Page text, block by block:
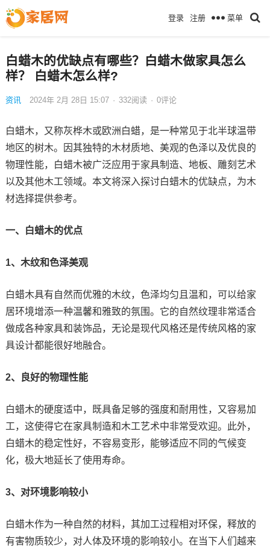
登录 注册 菜单
白蜡木的优缺点有哪些？白蜡木做家具怎么
样？ 白蜡木怎么样?
资讯 2024年 2月 28日 15:07 · 332阅读 · 0评论
白蜡木，又称灰桦木或欧洲白蜡，是一种常见于北半球温带
地区的树木。因其独特的木材质地、美观的色泽以及优良的
物理性能，白蜡木被广泛应用于家具制造、地板、雕刻艺术
以及其他木工领域。本文将深入探讨白蜡木的优缺点，为木
材选择提供参考。
一、白蜡木的优点
1、木纹和色泽美观
白蜡木具有自然而优雅的木纹，色泽均匀且温和，可以给家
居环境增添一种温馨和雅致的氛围。它的自然纹理非常适合
做成各种家具和装饰品，无论是现代风格还是传统风格的家
具设计都能很好地融合。
2、良好的物理性能
白蜡木的硬度适中，既具备足够的强度和耐用性，又容易加
工，这使得它在家具制造和木工艺术中非常受欢迎。此外，
白蜡木的稳定性好，不容易变形，能够适应不同的气候变
化，极大地延长了使用寿命。
3、对环境影响较小
白蜡木作为一种自然的材料，其加工过程相对环保，释放的
有害物质较少，对人体及环境的影响较小。在当下人们越来